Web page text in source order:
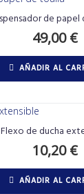
de
49,00€
AÑADIR AL
Flexo de ducha
10,20€
AÑADIR AL